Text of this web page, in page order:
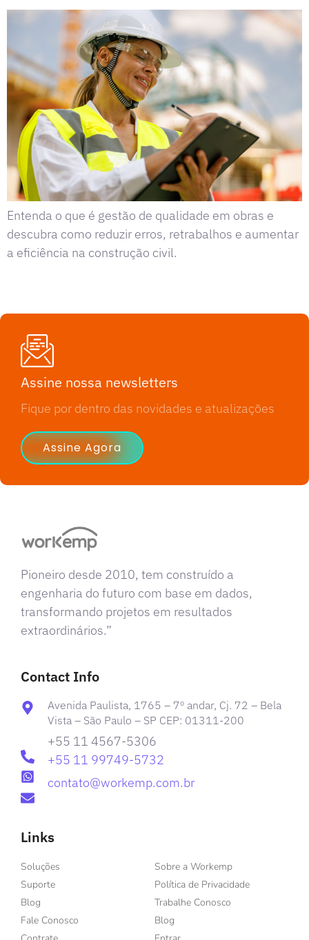
Entenda o que é gestão de qualidade em obras e
descubra como reduzir erros, retrabalhos e aumentar
a eficiência na construção civil.
Assine nossa newsletters
Fique por dentro das novidades e atualizações
Assine Agora
Pioneiro desde 2010, tem construído a
engenharia do futuro com base em dados,
transformando projetos em resultados
extraordinários.”
Contact Info
Avenida Paulista, 1765 – 7º andar, Cj. 72 – Bela
Vista – São Paulo – SP CEP: 01311-200
+55 11 4567-5306
+55 11 99749-5732
contato@workemp.com.br
Links
Soluções
Suporte
Blog
Fale Conosco
Sobre a Workemp
Política de Privacidade
Trabalhe Conosco
Blog